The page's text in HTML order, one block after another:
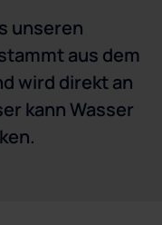
unseren
aus dem
wird direkt an
kann Wasser